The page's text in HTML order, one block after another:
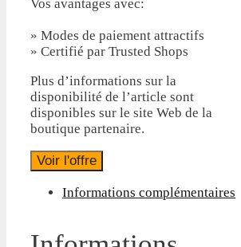
Vos avantages avec:
» Modes de paiement attractifs
» Certifié par Trusted Shops
Plus d’informations sur la
disponibilité de l’article sont
disponibles sur le site Web de la
boutique partenaire.
Voir l'offre
Informations complémentaires